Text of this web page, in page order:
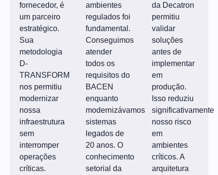
fornecedor, é
um parceiro
estratégico.
Sua
metodologia
D-
TRANSFORM
nos permitiu
modernizar
nossa
infraestrutura
sem
interromper
operações
críticas.
ambientes
regulados foi
fundamental.
Conseguimos
atender
todos os
requisitos do
BACEN
enquanto
modernizávamos
sistemas
legados de
20 anos. O
conhecimento
setorial da
da Decatron
permitiu
validar
soluções
antes de
implementar
em
produção.
Isso reduziu
significativamente
nosso risco
em
ambientes
críticos. A
arquitetura